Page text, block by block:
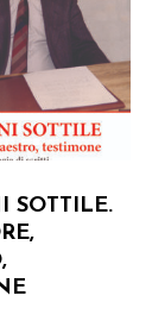
SOTTILE.